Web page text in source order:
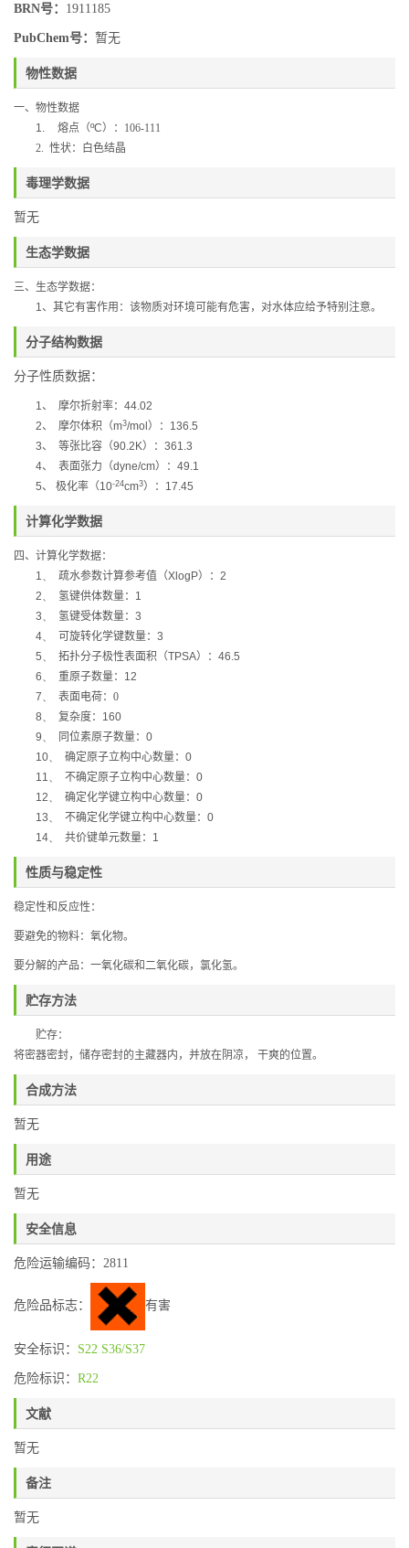
BRN号： 1911185
PubChem号： 暂无
物性数据
一、物性数据
1.
熔点（ºC）：106-111
2. 性状：白色结晶
毒理学数据
暂无
生态学数据
三、生态学数据：
1、其它有害作用：该物质对环境可能有危害，对水体应给予特别注意。
分子结构数据
分子性质数据：
1、 摩尔折射率： 44.02
2、 摩尔体积（m3/mol ）： 136.5
3、 等张比容（90.2K）： 361.3
4、 表面张力（dyne/cm）： 49.1
5、 极化率（10-24cm3）： 17.45
计算化学数据
四、计算化学数据：
1、
疏水参数计算参考值（XlogP）： 2
2、
氢键供体数量： 1
3、
氢键受体数量： 3
4、
可旋转化学键数量： 3
5、
拓扑分子极性表面积（TPSA）： 46.5
6、
重原子数量： 12
7、
表面电荷：0
8、
复杂度： 160
9、
同位素原子数量： 0
10、
确定原子立构中心数量： 0
11、
不确定原子立构中心数量： 0
12、
确定化学键立构中心数量： 0
13、
不确定化学键立构中心数量： 0
14、
共价键单元数量： 1
性质与稳定性
稳定性和反应性：
要避免的物料：氧化物。
要分解的产品：一氧化碳和二氧化碳，氯化氢。
贮存方法
贮存：
将密器密封，储存密封的主藏器内，并放在阴凉，
干爽的位置。
合成方法
暂无
用途
暂无
安全信息
危险运输编码：2811
危险品标志： 有害
安全标识： S22 S36/S37
危险标识： R22
文献
暂无
备注
暂无